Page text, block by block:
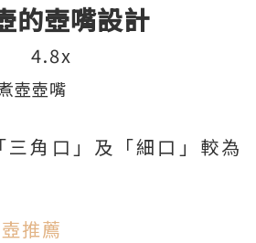
的壺嘴設計
4.8x
角口」及「細口」較為
推薦